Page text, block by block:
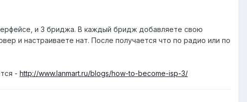
и 3 бриджа. В каждый бридж добавляете свою
и настраиваете нат. После получается что по радио или по
- http://www.lanmart.ru/blogs/how-to-become-isp-3/